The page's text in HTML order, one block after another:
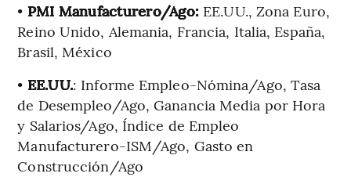
• PMI Manufacturero/Ago: EE.UU., Zona Euro,
Reino Unido, Alemania, Francia, Italia, España,
Brasil, México
• EE.UU.: Informe Empleo-Nómina/Ago, Tasa
de Desempleo/Ago, Ganancia Media por Hora
y Salarios/Ago, Índice de Empleo
Manufacturero-ISM/Ago, Gasto en
Construcción/Ago